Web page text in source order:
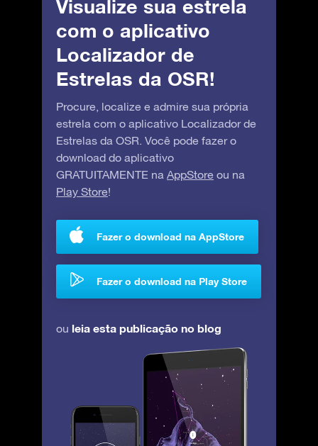
Visualize sua estrela
com o aplicativo
Localizador de
Estrelas da OSR!
Procure, localize e admire sua própria
estrela com o aplicativo Localizador de
Estrelas da OSR. Você pode fazer o
download do aplicativo
GRATUITAMENTE na AppStore ou na
Play Store!
Fazer o download na AppStore
Fazer o download na Play Store
ou leia esta publicação no blog